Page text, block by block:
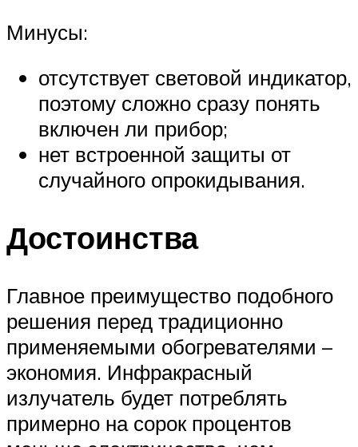
Минусы:
отсутствует световой индикатор,
поэтому сложно сразу понять
включен ли прибор;
нет встроенной защиты от
случайного опрокидывания.
Достоинства
Главное преимущество подобного
решения перед традиционно
применяемыми обогревателями –
экономия. Инфракрасный
излучатель будет потреблять
примерно на сорок процентов